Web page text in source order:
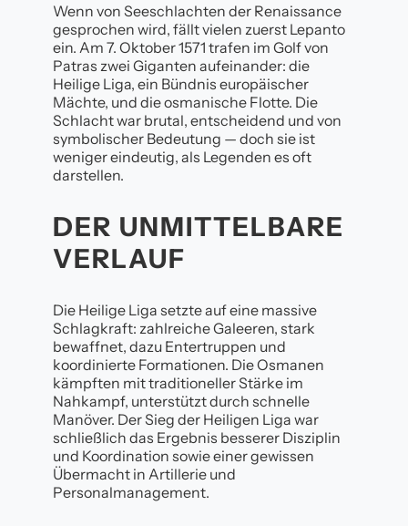
Wenn von Seeschlachten der Renaissance
gesprochen wird, fällt vielen zuerst Lepanto
ein. Am 7. Oktober 1571 trafen im Golf von
Patras zwei Giganten aufeinander: die
Heilige Liga, ein Bündnis europäischer
Mächte, und die osmanische Flotte. Die
Schlacht war brutal, entscheidend und von
symbolischer Bedeutung — doch sie ist
weniger eindeutig, als Legenden es oft
darstellen.
DER UNMITTELBARE
VERLAUF
Die Heilige Liga setzte auf eine massive
Schlagkraft: zahlreiche Galeeren, stark
bewaffnet, dazu Entertruppen und
koordinierte Formationen. Die Osmanen
kämpften mit traditioneller Stärke im
Nahkampf, unterstützt durch schnelle
Manöver. Der Sieg der Heiligen Liga war
schließlich das Ergebnis besserer Disziplin
und Koordination sowie einer gewissen
Übermacht in Artillerie und
Personalmanagement.